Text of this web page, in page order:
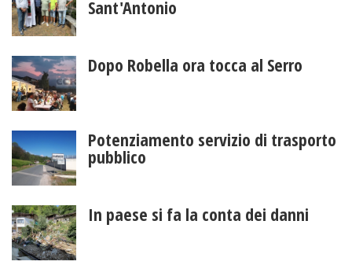
Sant'Antonio
Dopo Robella ora tocca al Serro
Potenziamento servizio di trasporto
pubblico
In paese si fa la conta dei danni